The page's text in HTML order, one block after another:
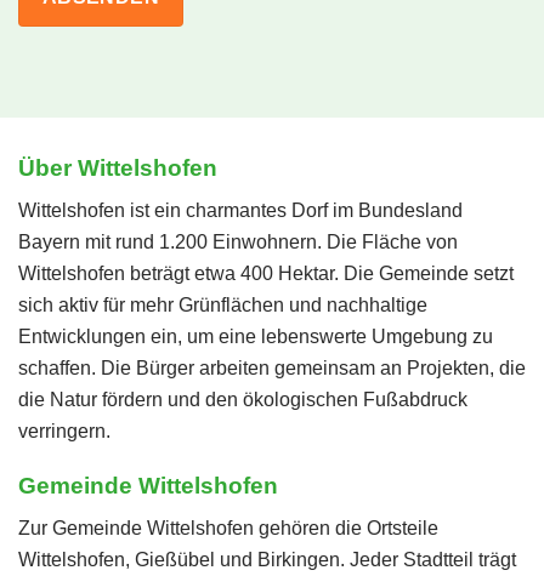
Über Wittelshofen
Wittelshofen ist ein charmantes Dorf im Bundesland
Bayern mit rund 1.200 Einwohnern. Die Fläche von
Wittelshofen beträgt etwa 400 Hektar. Die Gemeinde setzt
sich aktiv für mehr Grünflächen und nachhaltige
Entwicklungen ein, um eine lebenswerte Umgebung zu
schaffen. Die Bürger arbeiten gemeinsam an Projekten, die
die Natur fördern und den ökologischen Fußabdruck
verringern.
Gemeinde Wittelshofen
Zur Gemeinde Wittelshofen gehören die Ortsteile
Wittelshofen, Gießübel und Birkingen. Jeder Stadtteil trägt